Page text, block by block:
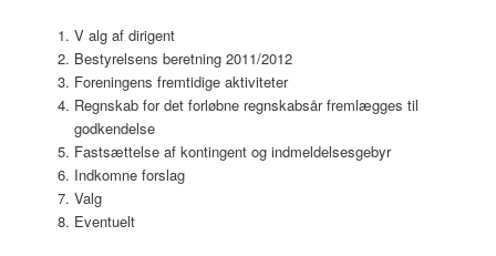
V alg af dirigent
Bestyrelsens beretning 2011/2012
Foreningens fremtidige aktiviteter
Regnskab for det forløbne regnskabsår fremlægges til
godkendelse
Fastsættelse af kontingent og indmeldelsesgebyr
Indkomne forslag
Valg
Eventuelt